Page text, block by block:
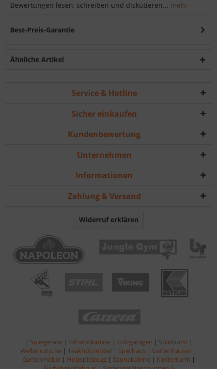
Bewertungen lesen, schreiben und diskutieren... mehr
Best-Preis-Garantie
Ähnliche Artikel
Service & Hotline
Sicher einkaufen
Kundenbewertung
Unternehmen
Informationen
Zahlung & Versand
Widerruf erklären
| Spielgeräte | Infrarotkabine | Holzgaragen | Spielturm |
Wellenrutsche | Teakholzmöbel | Spielhaus | Gartenhäuser |
Gartenmöbel | Holzspielzeug | Saunakabine | Kletterturm |